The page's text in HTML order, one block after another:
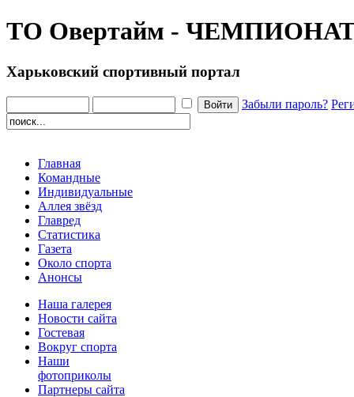
ТО Овертайм -
Харьковский спортивный портал
Забыли пароль?
Главная
Командные
Индивидуальные
Аллея звёзд
Главред
Статистика
Газета
Около спорта
Анонсы
Наша галерея
Новости сайта
Гостевая
Вокруг спорта
Наши
фотоприколы
Партнеры сайта